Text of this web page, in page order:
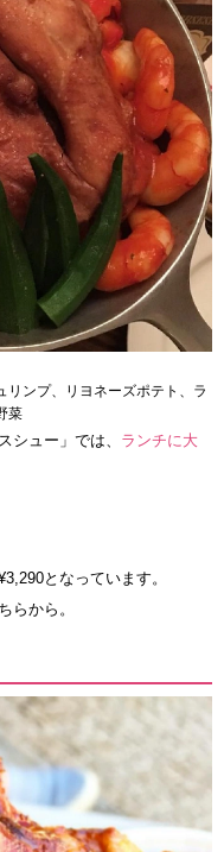
リンプ、リヨネーズポテト、ラ
菜
シュー」では、 ランチに大
となっています。
らから。